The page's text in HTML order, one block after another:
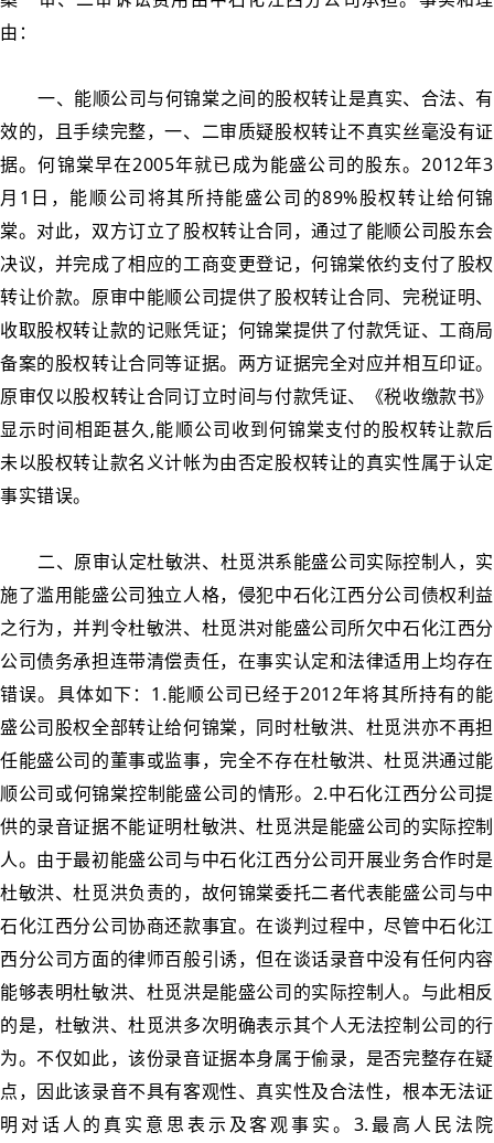
由：
一、能顺公司与何锦棠之间的股权转让是真实、合法、有
效的，且手续完整，一、二审质疑股权转让不真实丝毫没有证
据。何锦棠早在2005年就已成为能盛公司的股东。2012年3
月1日，能顺公司将其所持能盛公司的89%股权转让给何锦
棠。对此，双方订立了股权转让合同，通过了能顺公司股东会
决议，并完成了相应的工商变更登记，何锦棠依约支付了股权
转让价款。原审中能顺公司提供了股权转让合同、完税证明、
收取股权转让款的记账凭证；何锦棠提供了付款凭证、工商局
备案的股权转让合同等证据。两方证据完全对应并相互印证。
原审仅以股权转让合同订立时间与付款凭证、《税收缴款书》
显示时间相距甚久,能顺公司收到何锦棠支付的股权转让款后
未以股权转让款名义计帐为由否定股权转让的真实性属于认定
事实错误。
二、原审认定杜敏洪、杜觅洪系能盛公司实际控制人，实
施了滥用能盛公司独立人格，侵犯中石化江西分公司债权利益
之行为，并判令杜敏洪、杜觅洪对能盛公司所欠中石化江西分
公司债务承担连带清偿责任，在事实认定和法律适用上均存在
错误。具体如下：1.能顺公司已经于2012年将其所持有的能
盛公司股权全部转让给何锦棠，同时杜敏洪、杜觅洪亦不再担
任能盛公司的董事或监事，完全不存在杜敏洪、杜觅洪通过能
顺公司或何锦棠控制能盛公司的情形。2.中石化江西分公司提
供的录音证据不能证明杜敏洪、杜觅洪是能盛公司的实际控制
人。由于最初能盛公司与中石化江西分公司开展业务合作时是
杜敏洪、杜觅洪负责的，故何锦棠委托二者代表能盛公司与中
石化江西分公司协商还款事宜。在谈判过程中，尽管中石化江
西分公司方面的律师百般引诱，但在谈话录音中没有任何内容
能够表明杜敏洪、杜觅洪是能盛公司的实际控制人。与此相反
的是，杜敏洪、杜觅洪多次明确表示其个人无法控制公司的行
为。不仅如此，该份录音证据本身属于偷录，是否完整存在疑
点，因此该录音不具有客观性、真实性及合法性，根本无法证
明对话人的真实意思表示及客观事实。3.最高人民法院